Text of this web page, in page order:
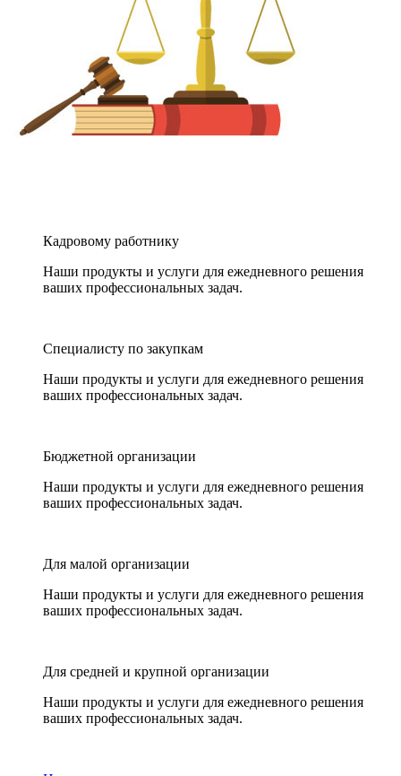
Кадровому работнику
Наши продукты и услуги для ежедневного решения
ваших профессиональных задач.
Специалисту по закупкам
Наши продукты и услуги для ежедневного решения
ваших профессиональных задач.
Бюджетной организации
Наши продукты и услуги для ежедневного решения
ваших профессиональных задач.
Для малой организации
Наши продукты и услуги для ежедневного решения
ваших профессиональных задач.
Для средней и крупной организации
Наши продукты и услуги для ежедневного решения
ваших профессиональных задач.